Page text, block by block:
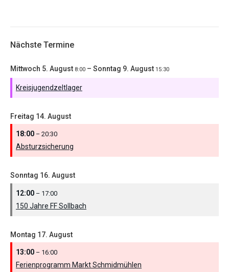
Nächste Termine
Mittwoch 5. August 8:00 – Sonntag 9. August 15:30
Kreisjugendzeltlager
Freitag 14. August
18:00 – 20:30
Absturzsicherung
Sonntag 16. August
12:00 – 17:00
150 Jahre FF Sollbach
Montag 17. August
13:00 – 16:00
Ferienprogramm Markt Schmidmühlen